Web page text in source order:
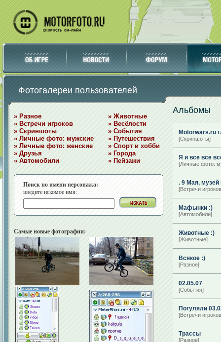
Фотогалереи пользователей
» Разное
» Встречи игроков
» Скриншоты
» Личные фото: мужские
» Личные фото: женские
» Друзья
» Автомобили
» Животные
» Весёлости
» События
» Путешествия
» Спорт и хобби
» Города
» Пейзажи
Поиск по имени персонажа:
введите искомое имя:
Самые новые фотографии:
Альбомы
Motorwars.ru
[Скриншоты]
Я и все все
[Личные фото:
. 9 Мая,
[Встречи
Мафынки :)
[Автомобили]
Животные :)
[Животные]
Всякое :)
[Разное]
02.05.07
[События]
Погуляли
[Встречи
Трассы
[Разное]